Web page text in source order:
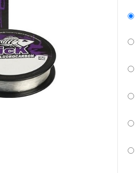
Spinning
- Ζόγκες
- Jig
Συρτή - Με Μολύβι